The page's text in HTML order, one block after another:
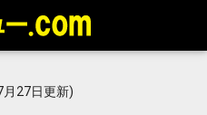
27日更新)